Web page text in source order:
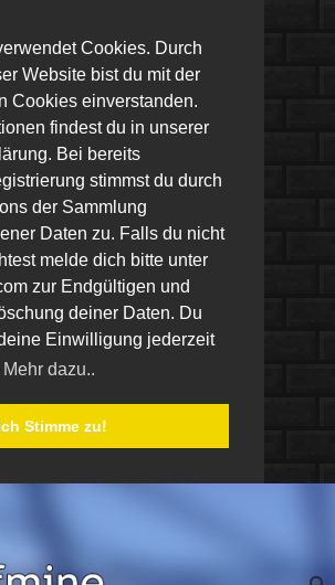
Cookies. Durch
Website bist du mit der
Cookies einverstanden.
findest du in unserer
Bei bereits
stimmst du durch
der Sammlung
Daten zu. Falls du nicht
melde dich bitte unter
zur Endgültigen und
deiner Daten. Du
Einwilligung jederzeit
Mehr dazu..
Stimme zu!